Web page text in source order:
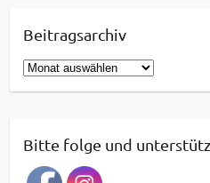
Beitragsarchiv
B
e
r
a
Bitte folge und